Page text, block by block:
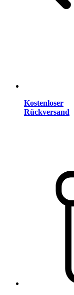
Kostenloser
Rückversand